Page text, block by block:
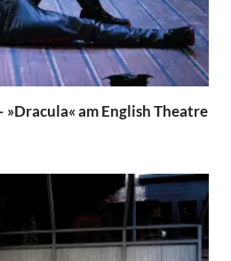
»Dracula« am English Theatre